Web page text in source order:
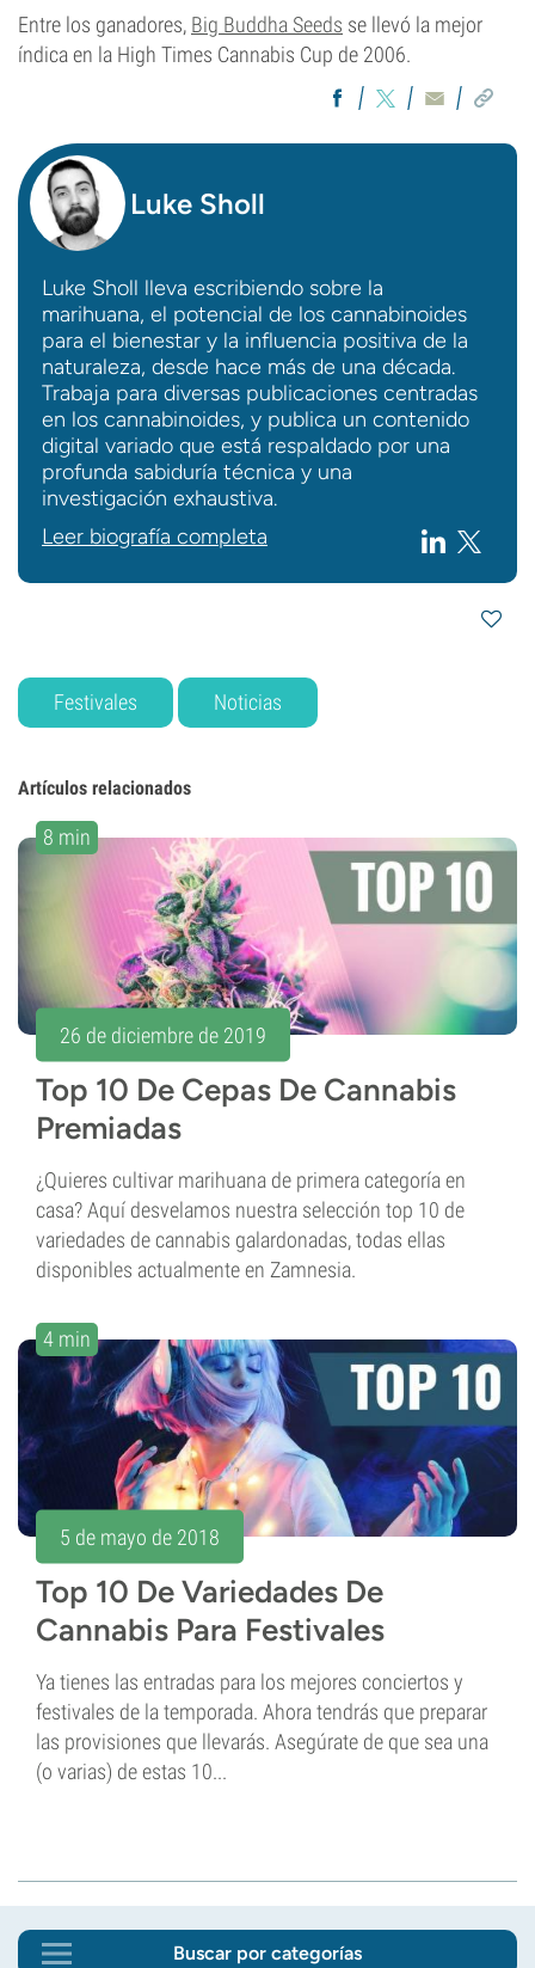
Entre los ganadores, Big Buddha Seeds se llevó la mejor
índica en la High Times Cannabis Cup de 2006.
Luke Sholl
Luke Sholl lleva escribiendo sobre la
marihuana, el potencial de los cannabinoides
para el bienestar y la influencia positiva de la
naturaleza, desde hace más de una década.
Trabaja para diversas publicaciones centradas
en los cannabinoides, y publica un contenido
digital variado que está respaldado por una
profunda sabiduría técnica y una
investigación exhaustiva.
Leer biografía completa
Festivales Noticias
Artículos relacionados
8 min
26 de diciembre de 2019
Top 10 De Cepas De Cannabis
Premiadas
¿Quieres cultivar marihuana de primera categoría en
casa? Aquí desvelamos nuestra selección top 10 de
variedades de cannabis galardonadas, todas ellas
disponibles actualmente en Zamnesia.
4 min
5 de mayo de 2018
Top 10 De Variedades De
Cannabis Para Festivales
Ya tienes las entradas para los mejores conciertos y
festivales de la temporada. Ahora tendrás que preparar
las provisiones que llevarás. Asegúrate de que sea una
(o varias) de estas 10...
Buscar por categorías